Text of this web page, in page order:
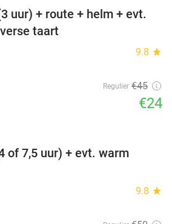
uur) + route + helm + evt.
taart
9.8 star
Regulier €45
€24
of 7,5 uur) + evt. warm
9.8 star